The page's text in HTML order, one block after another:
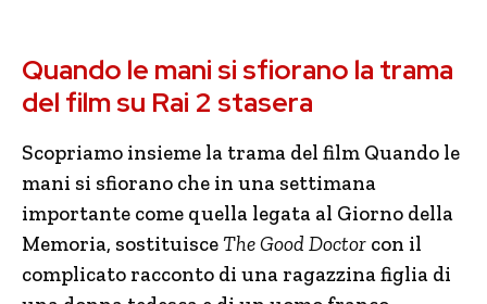
Quando le mani si sfiorano la trama
del film su Rai 2 stasera
Scopriamo insieme la trama del film Quando le
mani si sfiorano che in una settimana
importante come quella legata al Giorno della
Memoria, sostituisceThe Good Doctor con il
complicato racconto di una ragazzina figlia di